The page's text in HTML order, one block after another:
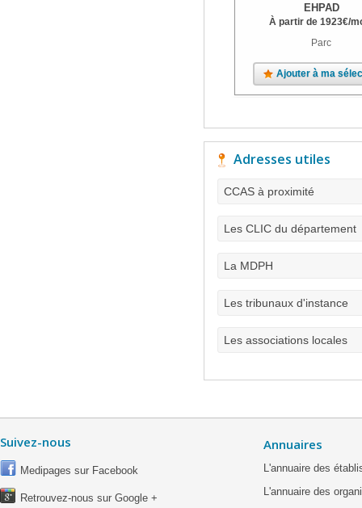
EHPAD
À partir de 1923€/
Parc
Ajouter à ma
Adresses utiles
CCAS à proximité
Les CLIC du département
La MDPH
Les tribunaux d'instance
Les associations locales
Suivez-nous
Medipages sur Facebook
Retrouvez-nous sur Google +
Annuaires
L'annuaire des
L'annuaire des